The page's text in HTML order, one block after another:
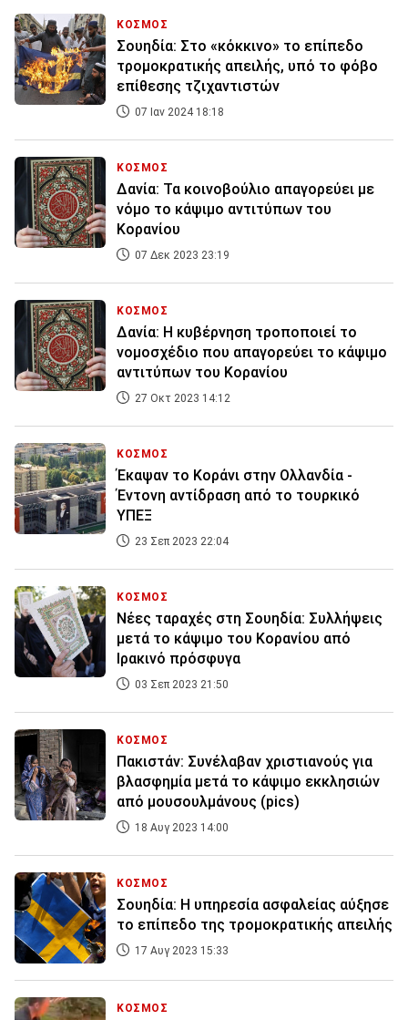
ΚΟΣΜΟΣ
Σουηδία: Στο «κόκκινο» το επίπεδο
τρομοκρατικής απειλής, υπό το φόβο
επίθεσης τζιχαντιστών
07 Ιαν 2024 18:18
ΚΟΣΜΟΣ
Δανία: Τα κοινοβούλιο απαγορεύει με
νόμο το κάψιμο αντιτύπων του
Κορανίου
07 Δεκ 2023 23:19
ΚΟΣΜΟΣ
Δανία: Η κυβέρνηση τροποποιεί το
νομοσχέδιο που απαγορεύει το κάψιμο
αντιτύπων του Κορανίου
27 Οκτ 2023 14:12
ΚΟΣΜΟΣ
Έκαψαν το Κοράνι στην Ολλανδία -
Έντονη αντίδραση από το τουρκικό
ΥΠΕΞ
23 Σεπ 2023 22:04
ΚΟΣΜΟΣ
Νέες ταραχές στη Σουηδία: Συλλήψεις
μετά το κάψιμο του Κορανίου από
Ιρακινό πρόσφυγα
03 Σεπ 2023 21:50
ΚΟΣΜΟΣ
Πακιστάν: Συνέλαβαν χριστιανούς για
βλασφημία μετά το κάψιμο εκκλησιών
από μουσουλμάνους (pics)
18 Αυγ 2023 14:00
ΚΟΣΜΟΣ
Σουηδία: Η υπηρεσία ασφαλείας αύξησε
το επίπεδο της τρομοκρατικής απειλής
17 Αυγ 2023 15:33
ΚΟΣΜΟΣ